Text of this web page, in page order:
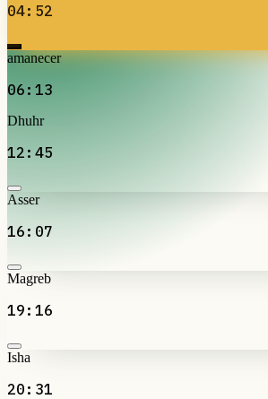
04:52
amanecer
06:13
Dhuhr
12:45
Asser
16:07
Magreb
19:16
Isha
20:31